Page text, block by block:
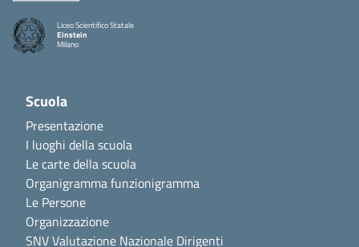
Liceo Scientifico Statale
Einstein
Milano
Scuola
Presentazione
I luoghi della scuola
Le carte della scuola
Organigramma funzionigramma
Le Persone
Organizzazione
SNV Valutazione Nazionale Dirigenti